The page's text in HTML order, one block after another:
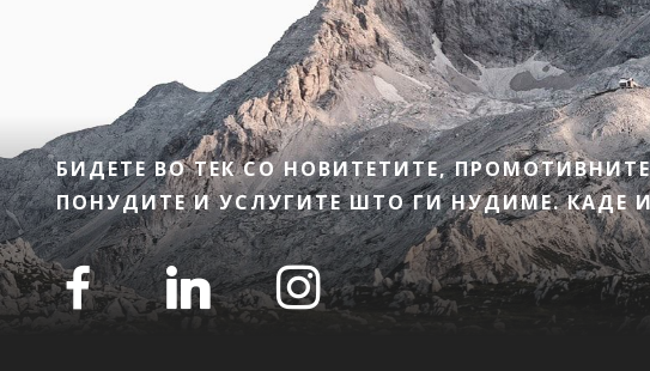
БИДЕТЕ ВО ТЕК СО НОВИТЕТИТЕ,
ПОНУДИТЕ И УСЛУГИТЕ ШТО ГИ НУДИМЕ. КАДЕ